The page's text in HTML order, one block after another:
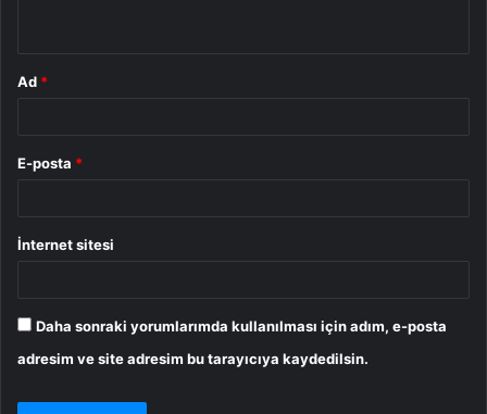
Ad *
E-posta *
İnternet sitesi
Daha sonraki yorumlarımda kullanılması için adım, e-posta
adresim ve site adresim bu tarayıcıya kaydedilsin.